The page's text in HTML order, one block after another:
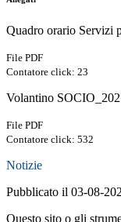
Quadro orario Servizi
File PDF
Contatore click: 23
Volantino
File PDF
Contatore click: 532
Notizie
Pubblicato il 03-08-
Questo sito o gli